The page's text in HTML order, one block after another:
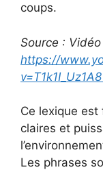
coups.
Source :
https://
v=T1k1I_Uz1A8
Ce lexique est
claires et
Les phrases